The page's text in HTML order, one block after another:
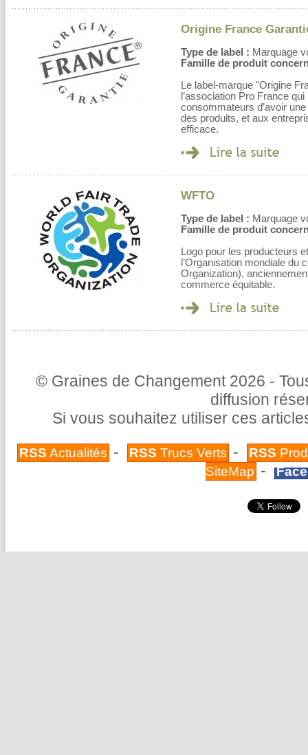
Origine France
Type de label : Marquage
Famille de produit
Le label-marque "Origine
l’association Pro France
consommateurs d’avoir
des produits, et aux
efficace.
WFTO
Type de label : Marquage
Famille de produit
Logo pour les producteurs
l’Organisation mondiale
Organization),
commerce équitable.
© Graines de Changement 2026 -
diffusion
Si vous souhaitez utiliser ces
RSS Actualités - RSS Trucs Verts - RSS
SiteMap -